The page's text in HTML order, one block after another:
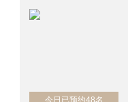
今日已预约48名